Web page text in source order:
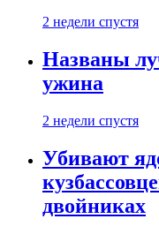
2 недели спустя
Названы
ужина
2 недели спустя
Убивают
двойниках